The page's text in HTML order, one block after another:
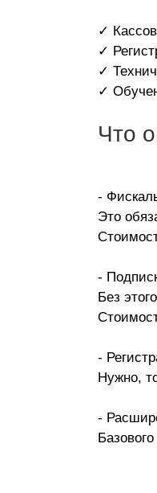
✓
✓
✓
✓
Что
-
Это
-
Без
-
Нужно,
-